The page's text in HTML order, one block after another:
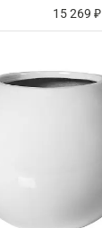
15 269 ₽